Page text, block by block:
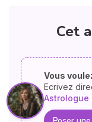
Cet
Vous
Ecrivez
Astrologue